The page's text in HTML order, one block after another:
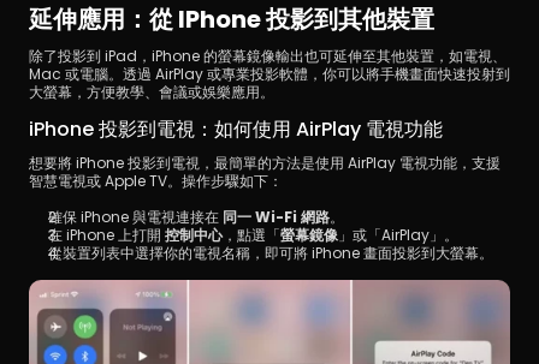
延伸應用：從 IPhone 投影到其他裝置
除了投影到 iPad，iPhone 的螢幕鏡像輸出也可延伸至其他裝置，如電視、
Mac 或電腦。透過 AirPlay 或專業投影軟體，你可以將手機畫面快速投射到
大螢幕，方便教學、會議或娛樂應用。
iPhone 投影到電視：如何使用 AirPlay 電視功能
想要將 iPhone 投影到電視，最簡單的方法是使用 AirPlay 電視功能，支援
智慧電視或 Apple TV。操作步驟如下：
確保 iPhone 與電視連接在 同一 Wi-Fi 網路。
在 iPhone 上打開 控制中心，點選「螢幕鏡像 」或「AirPlay」。
從裝置列表中選擇你的電視名稱，即可將 iPhone 畫面投影到大螢幕。